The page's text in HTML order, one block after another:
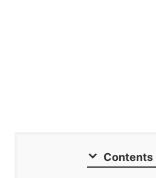
Contents